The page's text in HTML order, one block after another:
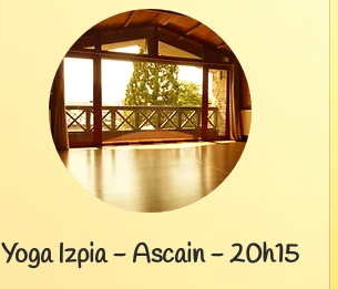
Yoga Izpia - Ascain - 20h15